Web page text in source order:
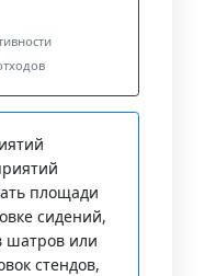
площади
сидений,
шатров или
стендов,